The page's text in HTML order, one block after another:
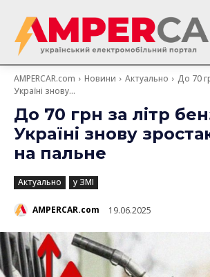
AMPERCAR.com Новини Актуально
До 70
Україні знову...
До 70 грн за літр
Україні знову
на пальне
Актуально у ЗМІ
AMPERCAR.com 19.06.2025